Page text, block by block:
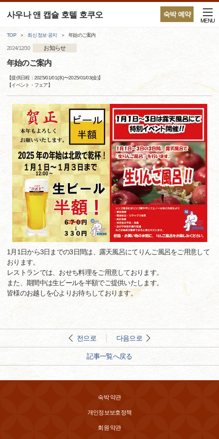
숙박 예약
사우나 앤 캡슐 호텔 호쿠오
MENU
TOP 최신 정보·공지 年始のご案内
2024/12/30 お知らせ
年始のご案内
【提供日程：2025/01/01(水)〜2025/01/03(金)】
【イベント・フェア】
1月1日から3日までの3日間は、露天風呂にてりんご風呂をご用意して
おります。
レストランでは、おせち料理をご用意しております。
また、期間中は生ビールを半額でご提供いたします。
皆様のお越しを心よりお待ちしております。
전으로 다음으로
記事一覧へ戻る
숙박 약관
개인정보보호정책
회원 약관